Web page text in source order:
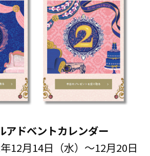
アドベントカレンダー
12月14日（水）～12月20日